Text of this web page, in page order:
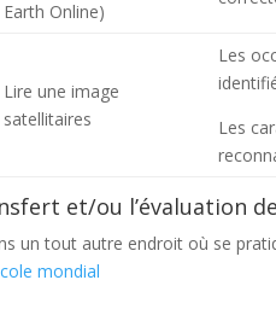
Earth Online)
Lire une image
satellitaires
Les
Les
et/ou l’évaluation
un tout autre endroit où se
mondial